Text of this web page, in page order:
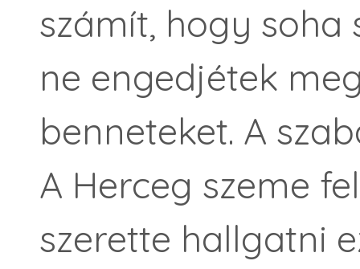
számít, hogy soha
ne engedjétek
benneteket. A
A Herceg szeme
szerette hallgatni